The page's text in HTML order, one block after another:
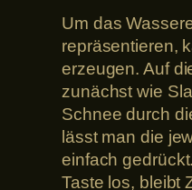
Um das
repräsentieren,
erzeugen. Auf
zunächst wie
Schnee durch
lässt man die
einfach
Taste los, bleibt